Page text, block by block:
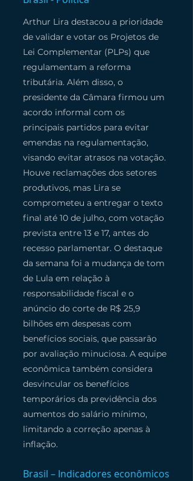
Arthur Lira destacou a prioridade
de validar e votar os Projetos de
Lei Complementar (PLPs) que
regulamentam a reforma
tributária. Além disso, o
presidente da Câmara firmou um
acordo informal com os
principais partidos para evitar
emendas na regulamentação,
visando evitar atrasos na votação.
Houve reclamações dos setores
produtivos, mas Lira se
comprometeu a entregar o texto
final até 10 de julho, com votação
prevista entre 13 e 17, antes do
recesso parlamentar. O destaque
da semana foi a mudança de tom
de Lula em relação à
responsabilidade fiscal e o
anúncio do corte de R$ 25,9
bilhões em despesas com
benefícios sociais, que passarão
por avaliação minuciosa. A equipe
econômica também considera
desvincular os benefícios
temporários da previdência dos
aumentos do salário mínimo,
limitando a correção apenas à
inflação.
Brasil – Indicadores econômicos